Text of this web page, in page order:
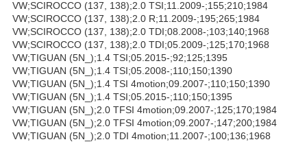
VW;SCIROCCO (137, 138);2.0 TSI;11.2009-;155;210;1984
VW;SCIROCCO (137, 138);2.0 R;11.2009-;195;265;1984
VW;SCIROCCO (137, 138);2.0 TDI;08.2008-;103;140;1968
VW;SCIROCCO (137, 138);2.0 TDI;05.2009-;125;170;1968
VW;TIGUAN (5N_);1.4 TSI;05.2015-;92;125;1395
VW;TIGUAN (5N_);1.4 TSI;05.2008-;110;150;1390
VW;TIGUAN (5N_);1.4 TSI 4motion;09.2007-;110;150;1390
VW;TIGUAN (5N_);1.4 TSI;05.2015-;110;150;1395
VW;TIGUAN (5N_);2.0 TFSI 4motion;09.2007-;125;170;1984
VW;TIGUAN (5N_);2.0 TFSI 4motion;09.2007-;147;200;1984
VW;TIGUAN (5N_);2.0 TDI 4motion;11.2007-;100;136;1968